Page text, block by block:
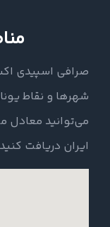
صرافی اسپیدی
شهرها و نقاط
می‌توانید معادل
ایران دریافت